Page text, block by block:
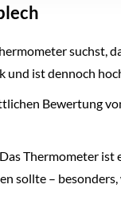
suchst,
und ist dennoch
Bewertung
Thermometer
sollte –